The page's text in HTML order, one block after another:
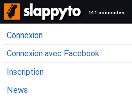
141 connectés
Connexion
Connexion avec Facebook
Inscription
News